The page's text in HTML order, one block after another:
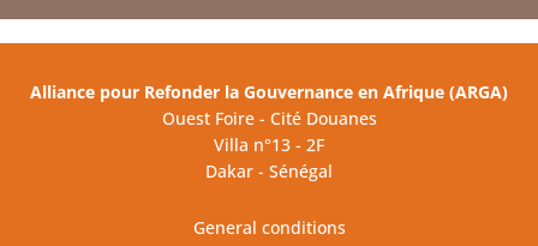
Alliance pour Refonder la Gouvernance en Afrique (ARGA)
Ouest Foire - Cité Douanes
Villa n°13 - 2F
Dakar - Sénégal
General conditions